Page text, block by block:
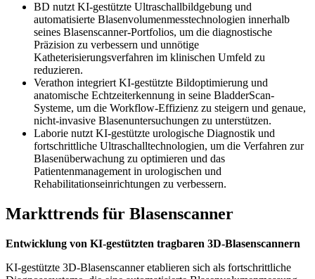
BD nutzt KI-gestützte Ultraschallbildgebung und
automatisierte Blasenvolumenmesstechnologien innerhalb
seines Blasenscanner-Portfolios, um die diagnostische
Präzision zu verbessern und unnötige
Katheterisierungsverfahren im klinischen Umfeld zu
reduzieren.
Verathon integriert KI-gestützte Bildoptimierung und
anatomische Echtzeiterkennung in seine BladderScan-
Systeme, um die Workflow-Effizienz zu steigern und genaue,
nicht-invasive Blasenuntersuchungen zu unterstützen.
Laborie nutzt KI-gestützte urologische Diagnostik und
fortschrittliche Ultraschalltechnologien, um die Verfahren zur
Blasenüberwachung zu optimieren und das
Patientenmanagement in urologischen und
Rehabilitationseinrichtungen zu verbessern.
Markttrends für Blasenscanner
Entwicklung von KI-gestützten tragbaren 3D-Blasenscannern
KI-gestützte 3D-Blasenscanner etablieren sich als fortschrittliche